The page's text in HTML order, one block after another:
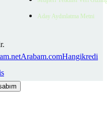
Aday Aydınlatma Metni
Arabam.comHangikredi